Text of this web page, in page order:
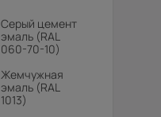
Серый цемент
эмаль (RAL
060-70-10)
Жемчужная
эмаль (RAL
1013)